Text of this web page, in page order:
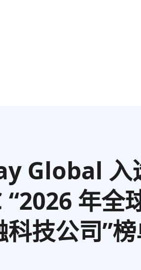
Global 入
“2026 年全
科技公司”